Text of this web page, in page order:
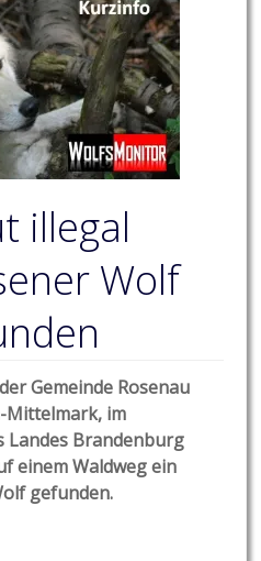
illegal
Wolf
Gemeinde Rosenau
Mittelmark, im
Landes Brandenburg
einem Waldweg ein
gefunden.